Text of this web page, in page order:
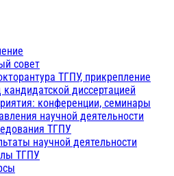
совет
ТГПУ, прикрепление
диссертацией
конференции, семинары
научной деятельности
ТГПУ
научной деятельности
ТГПУ